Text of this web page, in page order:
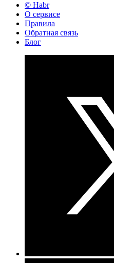
© Habr
О сервисе
Правила
Обратная связь
Блог